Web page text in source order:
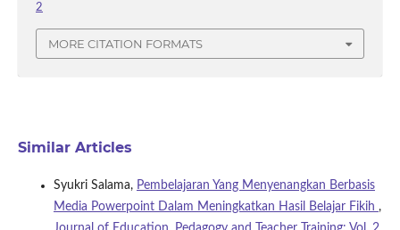
2
MORE CITATION FORMATS
Similar Articles
Syukri Salama, Pembelajaran Yang Menyenangkan Berbasis
Media Powerpoint Dalam Meningkatkan Hasil Belajar Fikih ,